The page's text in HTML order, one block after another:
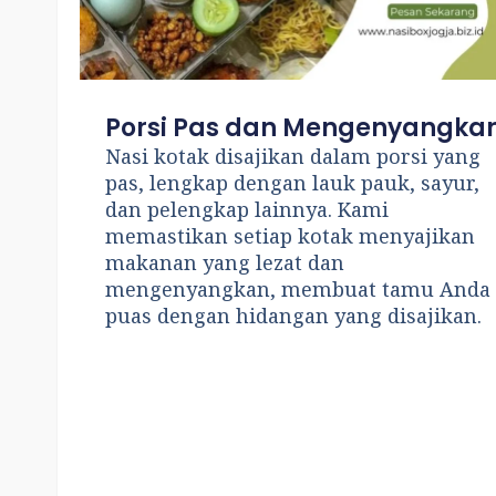
Porsi Pas dan
Nasi kotak disajikan dalam porsi yang
pas, lengkap dengan lauk pauk, sayur,
dan pelengkap lainnya. Kami
memastikan setiap kotak menyajikan
makanan yang lezat dan
mengenyangkan, membuat tamu Anda
puas dengan hidangan yang disajikan.